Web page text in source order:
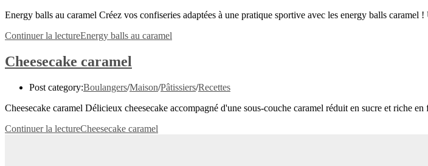
Energy balls au caramel Créez vos confiseries adaptées à une pratique sportive avec les energy balls
Continuer la lectureEnergy balls au caramel
Cheesecake caramel
Post category:Boulangers/Maison/Pâtissiers/Recettes
Cheesecake caramel Délicieux cheesecake accompagné d'une sous-couche caramel réduit en sucre et
Continuer la lectureCheesecake caramel